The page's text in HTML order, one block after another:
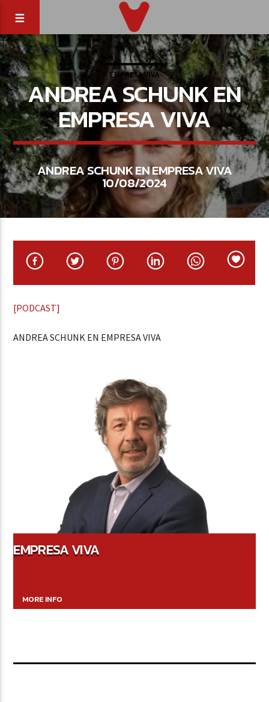
EMPRESA VIVA
ANDREA SCHUNK EN
EMPRESA VIVA
ANDREA SCHUNK EN EMPRESA VIVA
10/08/2024
[PODCAST]
ANDREA SCHUNK EN EMPRESA VIVA
EMPRESA VIVA
MORE INFO